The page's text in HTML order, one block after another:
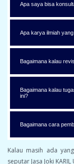
Apa saya bisa
Apa karya ilmiah
Bagaimana kalau
Bagaimana kalau
ini?
Bagaimana cara
Kalau masih ada
seputar Jasa Joki